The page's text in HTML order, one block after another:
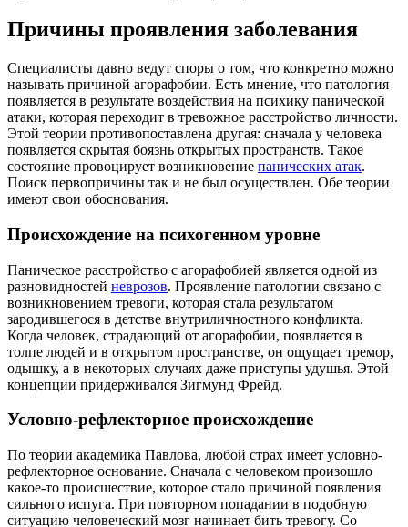
Причины проявления заболевания
Специалисты давно ведут споры о том, что конкретно можно
называть причиной агорафобии. Есть мнение, что патология
появляется в результате воздействия на психику панической
атаки, которая переходит в тревожное расстройство личности.
Этой теории противопоставлена другая: сначала у человека
появляется скрытая боязнь открытых пространств. Такое
состояние провоцирует возникновение панических атак.
Поиск первопричины так и не был осуществлен. Обе теории
имеют свои обоснования.
Происхождение на психогенном уровне
Паническое расстройство с агорафобией является одной из
разновидностей неврозов. Проявление патологии связано с
возникновением тревоги, которая стала результатом
зародившегося в детстве внутриличностного конфликта.
Когда человек, страдающий от агорафобии, появляется в
толпе людей и в открытом пространстве, он ощущает тремор,
одышку, а в некоторых случаях даже приступы удушья. Этой
концепции придерживался Зигмунд Фрейд.
Условно-рефлекторное происхождение
По теории академика Павлова, любой страх имеет условно-
рефлекторное основание. Сначала с человеком произошло
какое-то происшествие, которое стало причиной появления
сильного испуга. При повторном попадании в подобную
ситуацию человеческий мозг начинает бить тревогу. Со